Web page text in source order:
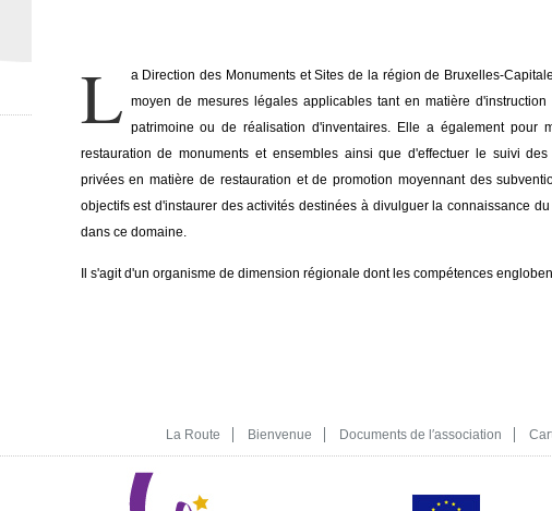
L a Direction des Monuments et Sites de la région de Bruxelles-
moyen de mesures légales applicables tant en matière
patrimoine ou de réalisation d'inventaires. Elle a également pour
restauration de monuments et ensembles ainsi que d'effectuer le suivi
privées en matière de restauration et de promotion moyennant des
objectifs est d'instaurer des activités destinées à divulguer la connaissance
dans ce domaine.
Il s'agit d'un organisme de dimension régionale dont les compétences
La Route Bienvenue Documents de l′association